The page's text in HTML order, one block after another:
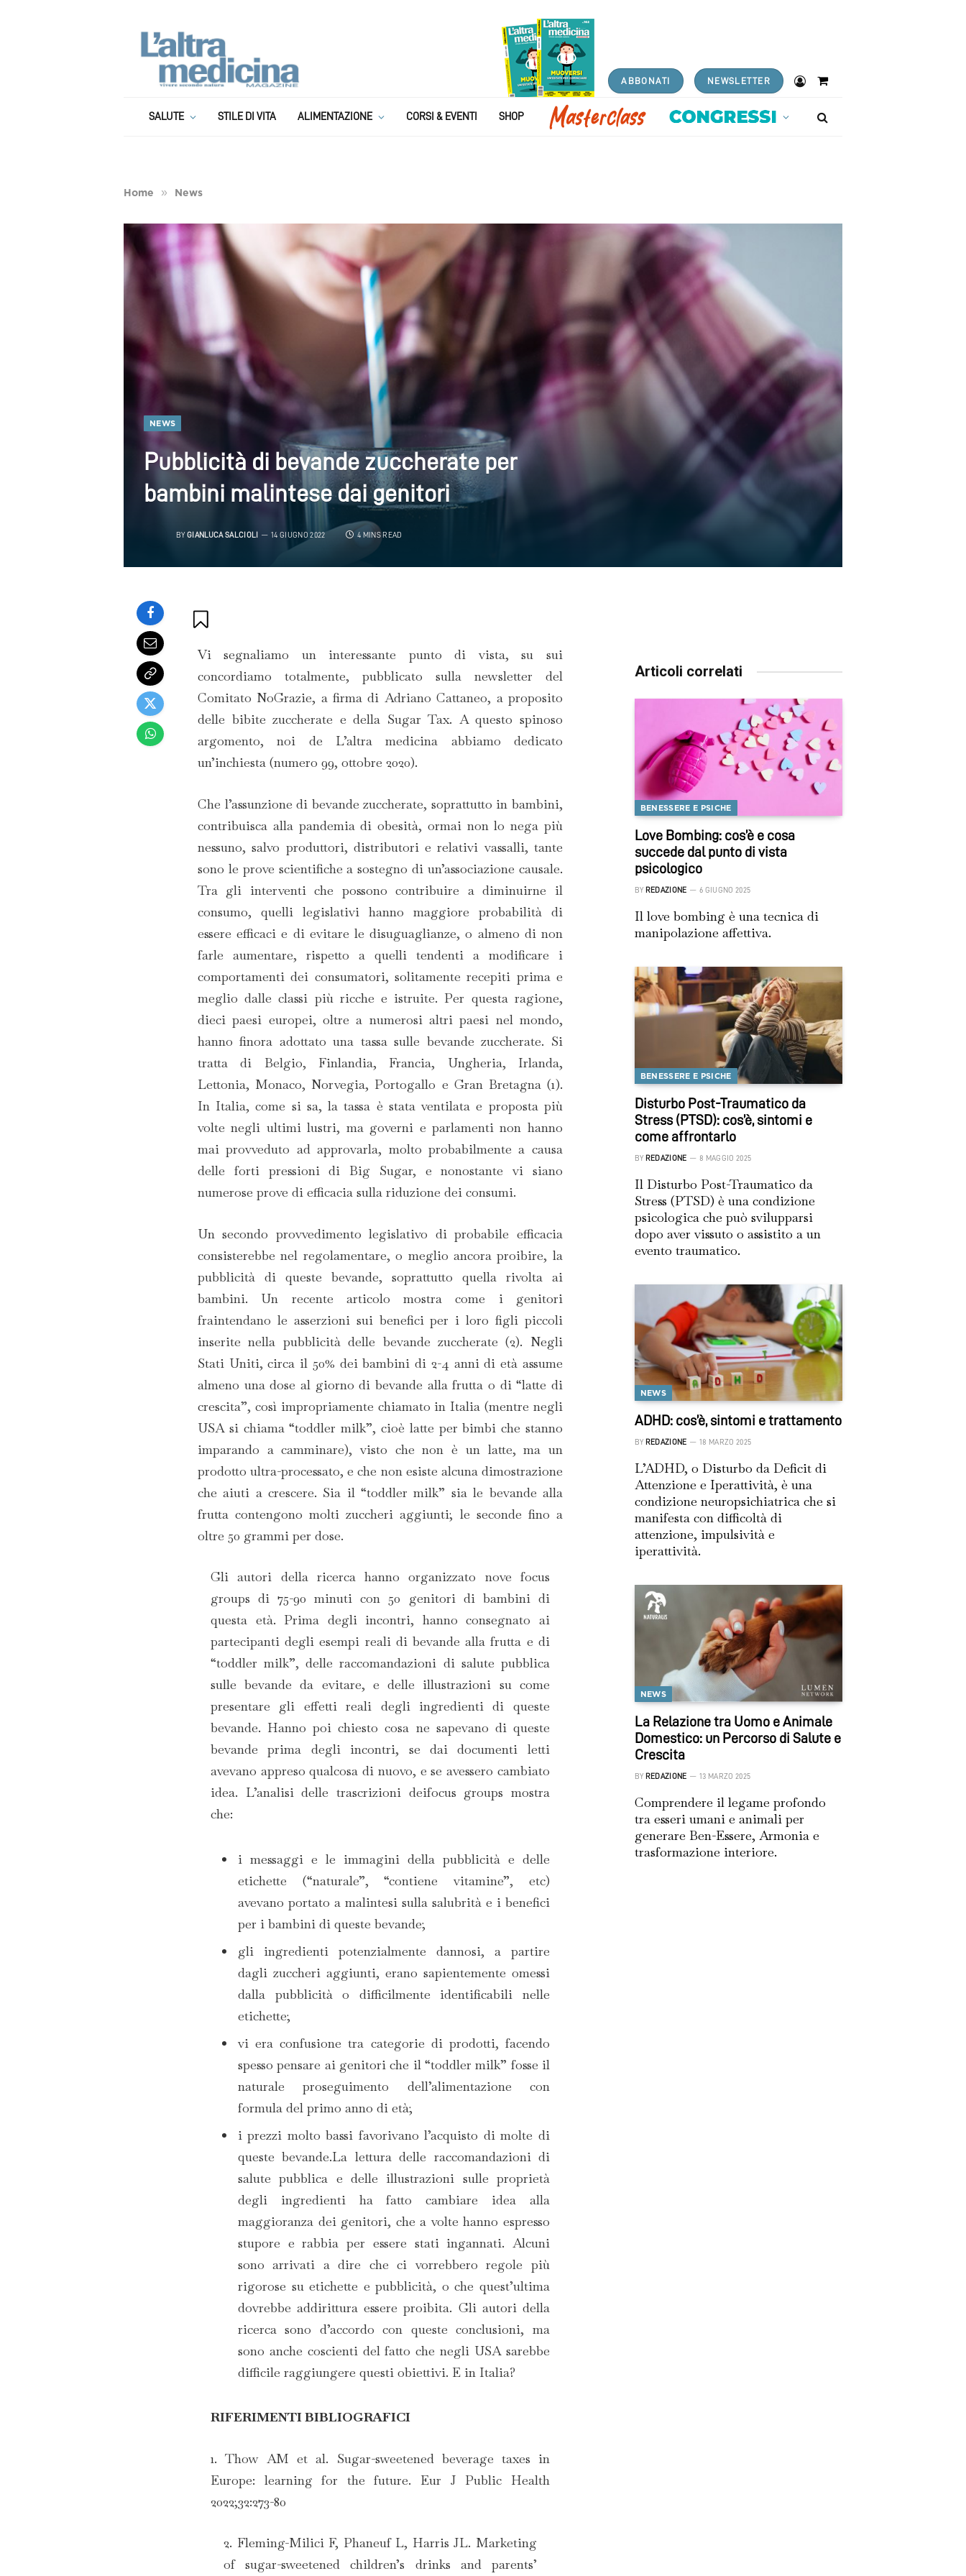
ABBONATI NEWSLETTER
Shopping
SALUTE STILE DI VITA ALIMENTAZIONE CORSI & EVENTI SHOP
Home » News
NEWS
Pubblicità di bevande zuccherate per
bambini malintese dai genitori
BY GIANLUCA SALCIOLI 14 GIUGNO 2022 4 MINS READ
Vi segnaliamo un interessante punto di vista, su sui
concordiamo totalmente, pubblicato sulla newsletter del
Comitato NoGrazie, a firma di Adriano Cattaneo, a proposito
delle bibite zuccherate e della Sugar Tax. A questo spinoso
argomento, noi de L’altra medicina abbiamo dedicato
un’inchiesta (numero 99, ottobre 2020).
Che l’assunzione di bevande zuccherate, soprattutto in bambini,
contribuisca alla pandemia di obesità, ormai non lo nega più
nessuno, salvo produttori, distributori e relativi vassalli, tante
sono le prove scientifiche a sostegno di un’associazione causale.
Tra gli interventi che possono contribuire a diminuirne il
consumo, quelli legislativi hanno maggiore probabilità di
essere efficaci e di evitare le disuguaglianze, o almeno di non
farle aumentare, rispetto a quelli tendenti a modificare i
comportamenti dei consumatori, solitamente recepiti prima e
meglio dalle classi più ricche e istruite. Per questa ragione,
dieci paesi europei, oltre a numerosi altri paesi nel mondo,
hanno finora adottato una tassa sulle bevande zuccherate. Si
tratta di Belgio, Finlandia, Francia, Ungheria, Irlanda,
Lettonia, Monaco, Norvegia, Portogallo e Gran Bretagna (1).
In Italia, come si sa, la tassa è stata ventilata e proposta più
volte negli ultimi lustri, ma governi e parlamenti non hanno
mai provveduto ad approvarla, molto probabilmente a causa
delle forti pressioni di Big Sugar, e nonostante vi siano
numerose prove di efficacia sulla riduzione dei consumi.
Un secondo provvedimento legislativo di probabile efficacia
consisterebbe nel regolamentare, o meglio ancora proibire, la
pubblicità di queste bevande, soprattutto quella rivolta ai
bambini. Un recente articolo mostra come i genitori
fraintendano le asserzioni sui benefici per i loro figli piccoli
inserite nella pubblicità delle bevande zuccherate (2). Negli
Stati Uniti, circa il 50% dei bambini di 2-4 anni di età assume
almeno una dose al giorno di bevande alla frutta o di “latte di
crescita”, così impropriamente chiamato in Italia (mentre negli
USA si chiama “toddler milk”, cioè latte per bimbi che stanno
imparando a camminare), visto che non è un latte, ma un
prodotto ultra-processato, e che non esiste alcuna dimostrazione
che aiuti a crescere. Sia il “toddler milk” sia le bevande alla
frutta contengono molti zuccheri aggiunti; le seconde fino a
oltre 50 grammi per dose.
Gli autori della ricerca hanno organizzato nove focus
groups di 75-90 minuti con 50 genitori di bambini di
questa età. Prima degli incontri, hanno consegnato ai
partecipanti degli esempi reali di bevande alla frutta e di
“toddler milk”, delle raccomandazioni di salute pubblica
sulle bevande da evitare, e delle illustrazioni su come
presentare gli effetti reali degli ingredienti di queste
bevande. Hanno poi chiesto cosa ne sapevano di queste
bevande prima degli incontri, se dai documenti letti
avevano appreso qualcosa di nuovo, e se avessero cambiato
idea. L’analisi delle trascrizioni deifocus groups mostra
che:
i messaggi e le immagini della pubblicità e delle
etichette (“naturale”, “contiene vitamine”, etc)
avevano portato a malintesi sulla salubrità e i benefici
per i bambini di queste bevande;
gli ingredienti potenzialmente dannosi, a partire
dagli zuccheri aggiunti, erano sapientemente omessi
dalla pubblicità o difficilmente identificabili nelle
etichette;
vi era confusione tra categorie di prodotti, facendo
spesso pensare ai genitori che il “toddler milk” fosse il
naturale proseguimento dell’alimentazione con
formula del primo anno di età;
i prezzi molto bassi favorivano l’acquisto di molte di
queste bevande.La lettura delle raccomandazioni di
salute pubblica e delle illustrazioni sulle proprietà
degli ingredienti ha fatto cambiare idea alla
maggioranza dei genitori, che a volte hanno espresso
stupore e rabbia per essere stati ingannati. Alcuni
sono arrivati a dire che ci vorrebbero regole più
rigorose su etichette e pubblicità, o che quest’ultima
dovrebbe addirittura essere proibita. Gli autori della
ricerca sono d’accordo con queste conclusioni, ma
sono anche coscienti del fatto che negli USA sarebbe
difficile raggiungere questi obiettivi. E in Italia?
RIFERIMENTI BIBLIOGRAFICI
1. Thow AM et al. Sugar-sweetened beverage taxes in
Europe: learning for the future. Eur J Public Health
2022;32:273-80
2. Fleming-Milici F, Phaneuf L, Harris JL. Marketing
of sugar-sweetened children’s drinks and parents’
Articoli correlati
BENESSERE E PSICHE
Love Bombing: cos’è e cosa
succede dal punto di vista
psicologico
BY REDAZIONE 6 GIUGNO 2025
Il love bombing è una tecnica di
manipolazione affettiva.
BENESSERE E PSICHE
Disturbo Post-Traumatico da
Stress (PTSD): cos’è, sintomi e
come affrontarlo
BY REDAZIONE 8 MAGGIO 2025
Il Disturbo Post-Traumatico da
Stress (PTSD) è una condizione
psicologica che può svilupparsi
dopo aver vissuto o assistito a un
evento traumatico.
NEWS
ADHD: cos’è, sintomi e trattamento
BY REDAZIONE 18 MARZO 2025
L’ADHD, o Disturbo da Deficit di
Attenzione e Iperattività, è una
condizione neuropsichiatrica che si
manifesta con difficoltà di
attenzione, impulsività e
iperattività.
NEWS
La Relazione tra Uomo e Animale
Domestico: un Percorso di Salute e
Crescita
BY REDAZIONE 13 MARZO 2025
Comprendere il legame profondo
tra esseri umani e animali per
generare Ben-Essere, Armonia e
trasformazione interiore.